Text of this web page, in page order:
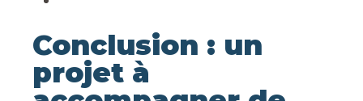
Conclusion : un
projet à